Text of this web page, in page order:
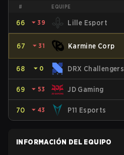
# EQUIPE
66 ⏷ 39 Lille Esport
67 ⏷ 31 Karmine Corp
68 ⏷ 0 DRX Challengers
69 ⏷ 53 JD Gaming
70 ⏷ 43 P11 Esports
INFORMACIÓN DEL EQUIPO